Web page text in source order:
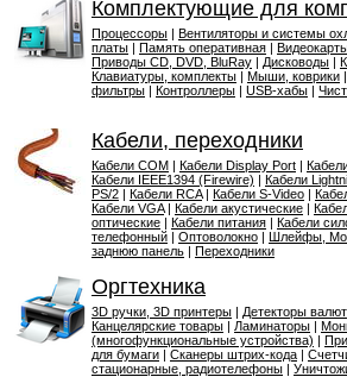
Комплектующие для
Процессоры | Вентиляторы и системы
платы | Память оперативная |
Приводы CD, DVD, BluRay | Дисководы |
Клавиатуры, комплекты | Мыши, коврики |
фильтры | Контроллеры | USB-хабы |
Кабели, переходники
Кабели COM | Кабели Display Port |
Кабели IEEE1394 (Firewire) | Кабели
PS/2 | Кабели RCA| Кабели S-Video |
Кабели VGA| Кабели акустические |
оптические | Кабели питания | Кабели
телефонный | Оптоволокно | Шлейфы,
заднюю панель | Переходники
Оргтехника
3D ручки, 3D принтеры | Детекторы валют
Канцелярские товары | Ламинаторы |
(многофункциональные устройства) |
для бумаги | Сканеры штрих-кода |
стационарные, радиотелефоны |